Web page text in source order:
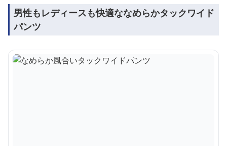
男性もレディースも快適ななめらかタックワイド
パンツ